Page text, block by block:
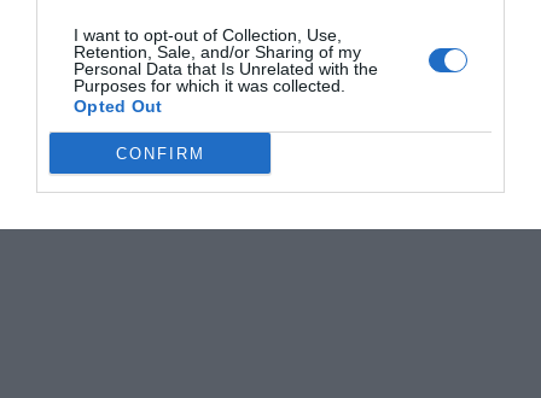
I want to opt-out of Collection, Use,
Retention, Sale, and/or Sharing of my
Personal Data that Is Unrelated with the
Purposes for which it was collected.
Opted Out
CONFIRM